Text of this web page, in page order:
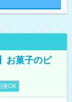
お菓子のピ
接OK